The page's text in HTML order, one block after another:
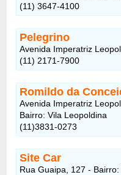
(11) 3647-4100
Pelegrino
Avenida Imperatriz
(11) 2171-7900
Romildo da
Avenida Imperatriz
Bairro: Vila Leopoldina
(11)3831-0273
Site Car
Rua Guaipa, 127 -